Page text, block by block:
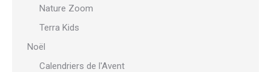
Nature Zoom
Terra Kids
Noël
Calendriers de l'Avent